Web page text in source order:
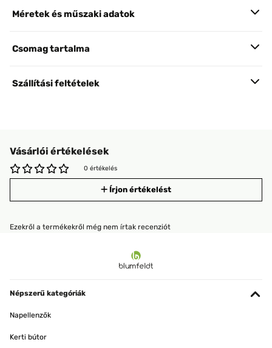
Méretek és műszaki adatok
Csomag tartalma
Szállítási feltételek
Vásárlói értékelések
0 értékelés
Írjon értékelést
Ezekről a termékekről még nem írtak recenziót
Népszerű kategóriák
Napellenzők
Kerti bútor